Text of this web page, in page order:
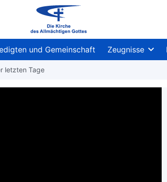
und Gemeinschaft Zeugnisse
letzten Tage